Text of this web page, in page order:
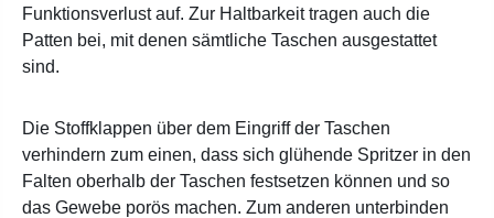
Funktionsverlust auf. Zur Haltbarkeit tragen auch die
Patten bei, mit denen sämtliche Taschen ausgestattet
sind.
Die Stoffklappen über dem Eingriff der Taschen
verhindern zum einen, dass sich glühende Spritzer in den
Falten oberhalb der Taschen festsetzen können und so
das Gewebe porös machen. Zum anderen unterbinden